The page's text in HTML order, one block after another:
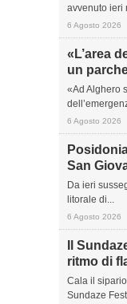
avvenuto ieri
6 Agosto 2026
«L’area
un
«Ad Alghero
6 Agosto 2026
San
Da ieri
litorale di...
6 Agosto 2026
Il
ritmo di
Cala il
Sundaze